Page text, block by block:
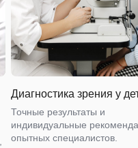
Диагностика зрения у
Точные результаты и
индивидуальные
опытных специалистов.